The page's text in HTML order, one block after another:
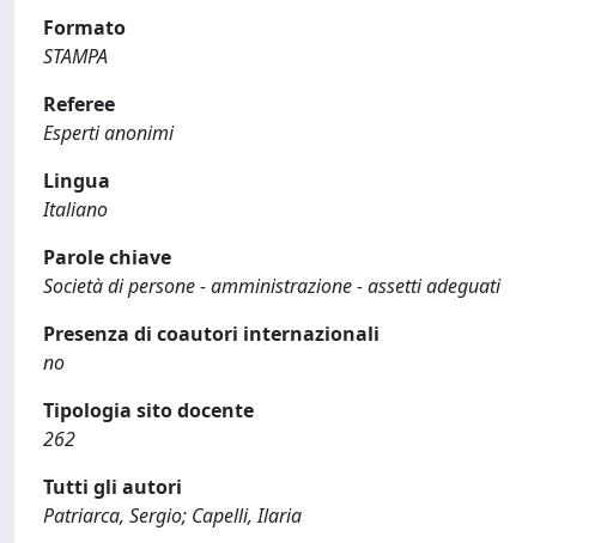
Formato
STAMPA
Referee
Esperti anonimi
Lingua
Italiano
Parole chiave
Società di persone - amministrazione - assetti adeguati
Presenza di coautori internazionali
no
Tipologia sito docente
262
Tutti gli autori
Patriarca, Sergio; Capelli, Ilaria